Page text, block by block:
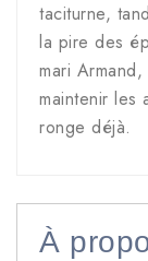
taciturne,
la pire des
mari Armand,
maintenir les
ronge déjà.
À